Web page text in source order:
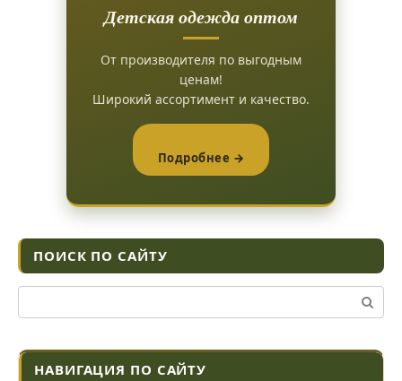
Детская одежда оптом
От производителя по выгодным
ценам!
Широкий ассортимент и качество.
Подробнее →
ПОИСК ПО САЙТУ
Поиск:
НАВИГАЦИЯ ПО САЙТУ